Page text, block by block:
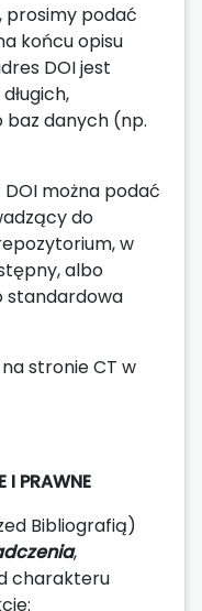
prosimy podać
końcu opisu
DOI jest
danych (np.
można podać
do
w
albo
standardowa
stronie CT w
I PRAWNE
Bibliografią)
,
charakteru